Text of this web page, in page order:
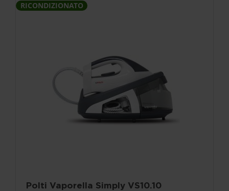
RICONDIZIONATO
Polti Vaporella Simply VS10.10